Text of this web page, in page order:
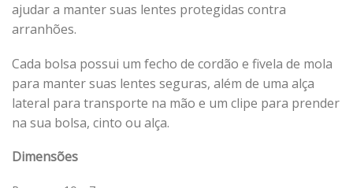
ajudar a manter suas lentes protegidas contra
arranhões.
Cada bolsa possui um fecho de cordão e fivela de mola
para manter suas lentes seguras, além de uma alça
lateral para transporte na mão e um clipe para prender
na sua bolsa, cinto ou alça.
Dimensões